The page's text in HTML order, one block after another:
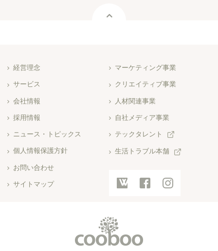

経営理念
サービス
会社情報
採用情報
マーケティング事業
クリエイティブ事業
人材関連事業
自社メディア事業
ニュース・トピックス
個人情報保護方針
お問い合わせ
サイトマップ
テックタレント
生活トラブル本舗